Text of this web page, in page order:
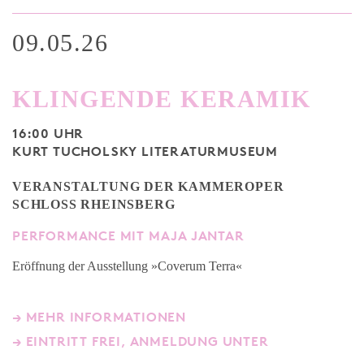
09.05.26
KLINGENDE KERAMIK
16:00 UHR
KURT TUCHOLSKY LITERATURMUSEUM
VERANSTALTUNG DER KAMMEROPER
SCHLOSS RHEINSBERG
PERFORMANCE MIT MAJA JANTAR
Eröffnung der Ausstellung »Coverum Terra«
→ MEHR INFORMATIONEN
→ EINTRITT FREI, ANMELDUNG UNTER